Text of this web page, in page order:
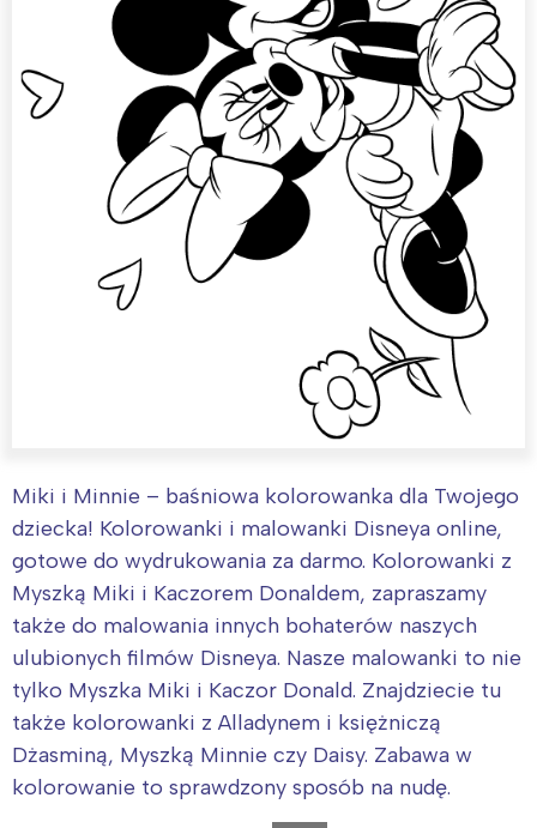
Miki i Minnie – baśniowa kolorowanka dla Twojego
dziecka! Kolorowanki i malowanki Disneya online,
gotowe do wydrukowania za darmo. Kolorowanki z
Myszką Miki i Kaczorem Donaldem, zapraszamy
także do malowania innych bohaterów naszych
ulubionych filmów Disneya. Nasze malowanki to nie
tylko Myszka Miki i Kaczor Donald. Znajdziecie tu
także kolorowanki z Alladynem i księżniczą
Dżasminą, Myszką Minnie czy Daisy. Zabawa w
kolorowanie to sprawdzony sposób na nudę.